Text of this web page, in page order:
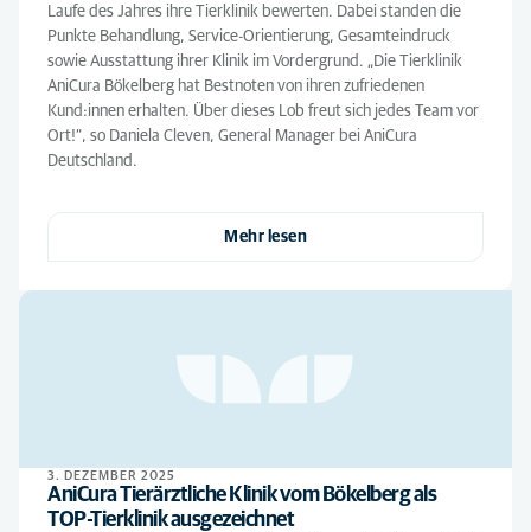
Laufe des Jahres ihre Tierklinik bewerten. Dabei standen die
Punkte Behandlung, Service-Orientierung, Gesamteindruck
sowie Ausstattung ihrer Klinik im Vordergrund. „Die Tierklinik
AniCura Bökelberg hat Bestnoten von ihren zufriedenen
Kund:innen erhalten. Über dieses Lob freut sich jedes Team vor
Ort!“, so Daniela Cleven, General Manager bei AniCura
Deutschland.
Mehr lesen
3. DEZEMBER 2025
AniCura Tierärztliche Klinik vom Bökelberg als
TOP-Tierklinik ausgezeichnet